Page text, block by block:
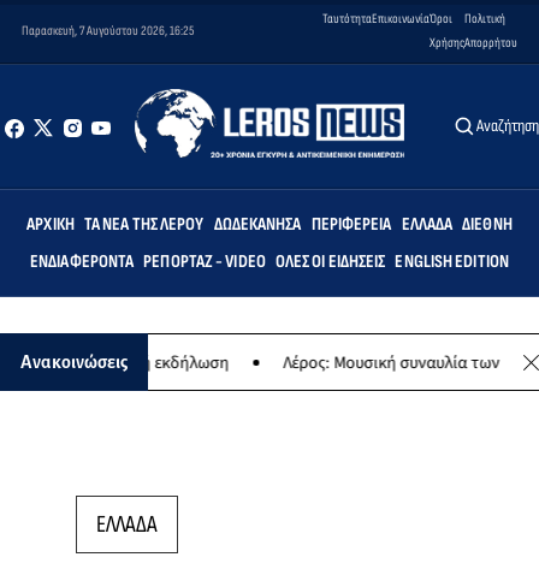
Παρασκευή, 7 Αυγούστου 2026, 16:25
ΤαυτότηταΕπικοινωνίαΌροι
Χρήσης
Πολιτική
Απορρήτου
Αναζήτηση
ΑΡΧΙΚΉ ΤΑ ΝΈΑ ΤΗΣ ΛΈΡΟΥ ΔΩΔΕΚΆΝΗΣΑ ΠΕΡΙΦΈΡΕΙΑ ΕΛΛΆΔΑ ΔΙΕΘΝΉ
ΕΝΔΙΑΦΈΡΟΝΤΑ ΡΕΠΟΡΤΆΖ - VIDEO ΌΛΕΣ ΟΙ ΕΙΔΉΣΕΙΣ ENGLISH EDITION
Ανακοινώσεις
- Μουσική εκδήλωση Λέρος: Μουσική συναυλία των
ΕΛΛΑΔΑ